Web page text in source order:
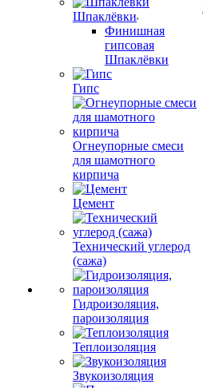
Шпаклёвки
Финишная
гипсовая
Шпаклёвки
Гипс
Огнеупорные смеси
для шамотного
кирпича
Цемент
Технический углерод
(сажа)
Гидроизоляция,
пароизоляция
Теплоизоляция
Звукоизоляция